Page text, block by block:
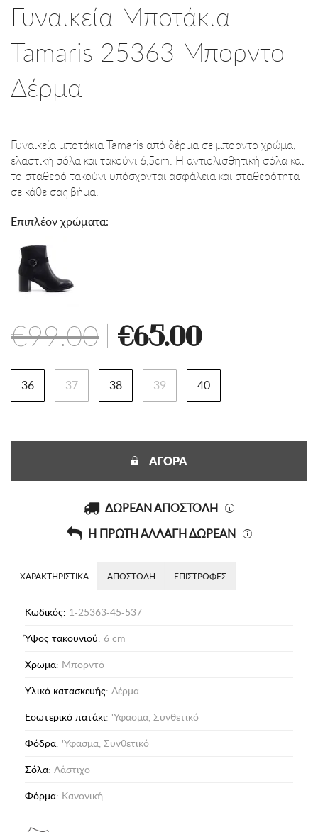
Γυναικεία Mποτάκια
Tamaris 25363 Μπορντο
Δέρμα
Γυναικεία μποτάκια Tamaris από δέρμα σε μπορντο χρώμα,
ελαστική σόλα και τακούνι 6,5cm. Η αντιολισθητική σόλα και
το σταθερό τακούνι υπόσχονται ασφάλεια και σταθερότητα
σε κάθε σας βήμα.
Επιπλέον χρώματα:
€99.00 €65.00
36 37 38 39 40
ΑΓΟΡΑ
ΔΩΡΕΑΝ ΑΠΟΣΤΟΛΗ
Η ΠΡΩΤΗ ΑΛΛΑΓΗ ΔΩΡΕΑΝ
ΧΑΡΑΚΤΗΡΙΣΤΙΚΑ ΑΠΟΣΤΟΛΗ ΕΠΙΣΤΡΟΦΕΣ
Κωδικός: 1-25363-45-537
Ύψος τακουνιού: 6 cm
Χρωμα: Μπορντό
Υλικό κατασκευής: Δέρμα
Eσωτερικό πατάκι: 'Υφασμα, Συνθετικό
Φόδρα: 'Υφασμα, Συνθετικό
Σόλα: Λάστιχο
Φόρμα: Κανονική